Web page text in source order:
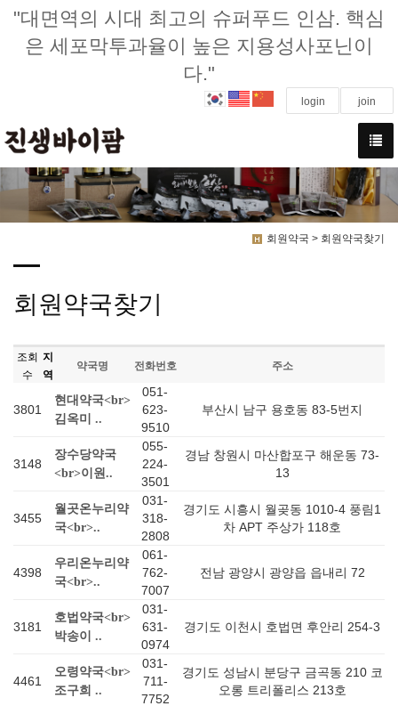
"대면역의 시대 최고의 슈퍼푸드 인삼. 핵심
은 세포막투과율이 높은 지용성사포닌이
다."
login join
회원약국 > 회원약국찾기
회원약국찾기
조회
수
지
역
약국명 전화번호 주소
3801
현대약국<br>
김옥미 ..
051-
623-
9510
부산시 남구 용호동 83-5번지
3148
장수당약국
<br>이원..
055-
224-
3501
경남 창원시 마산합포구 해운동 73-
13
3455
월곳온누리약
국<br>..
031-
318-
2808
경기도 시흥시 월곶동 1010-4 풍림1
차 APT 주상가 118호
4398
우리온누리약
국<br>..
061-
762-
7007
전남 광양시 광양읍 읍내리 72
3181
호법약국<br>
박송이 ..
031-
631-
0974
경기도 이천시 호법면 후안리 254-3
4461
오령약국<br>
조구희 ..
031-
711-
7752
경기도 성남시 분당구 금곡동 210 코
오롱 트리폴리스 213호